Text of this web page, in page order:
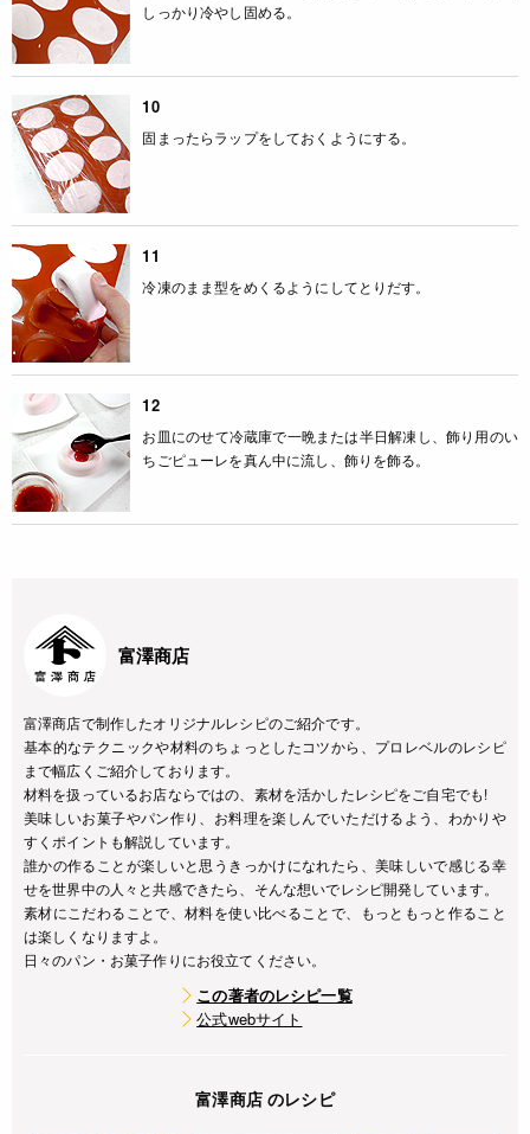
しっかり冷やし固める。
10
固まったらラップをしておくようにする。
11
冷凍のまま型をめくるようにしてとりだす。
12
お皿にのせて冷蔵庫で一晩または半日解凍し、飾り用のい
ちごピューレを真ん中に流し、飾りを飾る。
富澤商店
富澤商店で制作したオリジナルレシピのご紹介です。
基本的なテクニックや材料のちょっとしたコツから、プロレベルのレシピ
まで幅広くご紹介しております。
材料を扱っているお店ならではの、素材を活かしたレシピをご自宅でも!
美味しいお菓子やパン作り、お料理を楽しんでいただけるよう、わかりや
すくポイントも解説しています。
誰かの作ることが楽しいと思うきっかけになれたら、美味しいで感じる幸
せを世界中の人々と共感できたら、そんな想いでレシピ開発しています。
素材にこだわることで、材料を使い比べることで、もっともっと作ること
は楽しくなりますよ。
日々のパン・お菓子作りにお役立てください。
この著者のレシピ一覧
公式webサイト
富澤商店 のレシピ